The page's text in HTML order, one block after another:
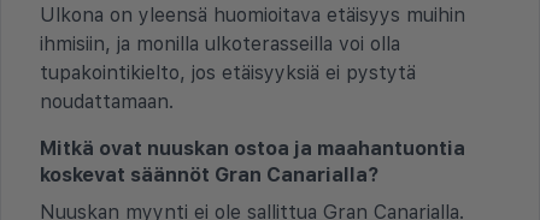
Ulkona on yleensä huomioitava etäisyys muihin
ihmisiin, ja monilla ulkoterasseilla voi olla
tupakointikielto, jos etäisyyksiä ei pystytä
noudattamaan.
Mitkä ovat nuuskan ostoa ja maahantuontia
koskevat säännöt Gran Canarialla?
Nuuskan myynti ei ole sallittua Gran Canarialla.